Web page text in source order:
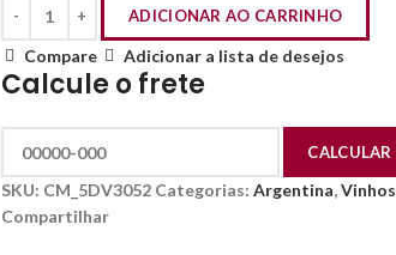
ADICIONAR AO CARRINHO
Compare Adicionar a lista de desejos
Calcule o frete
SKU: CM_5DV3052 Categorias: Argentina,Vinhos
Compartilhar